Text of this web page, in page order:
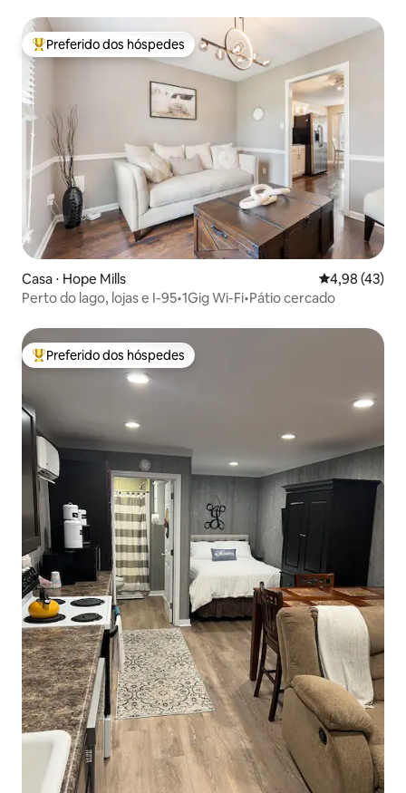
Entre os melhores preferidos dos hóspedes
Preferido dos hóspedes
Casa ⋅ Hope Mills 4,98 de uma
4,98 (43)
Perto do lago, lojas e I-95•1Gig Wi-Fi•Pátio cercado
Entre os melhores preferidos dos hóspedes
Preferido dos hóspedes